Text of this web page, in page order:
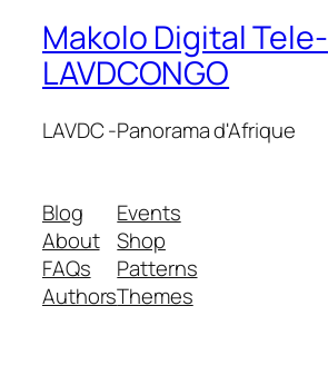
Makolo Digital Tele-
LAVDCONGO
LAVDC -Panorama d'Afrique
Blog
About
FAQs
Authors
Events
Shop
Patterns
Themes